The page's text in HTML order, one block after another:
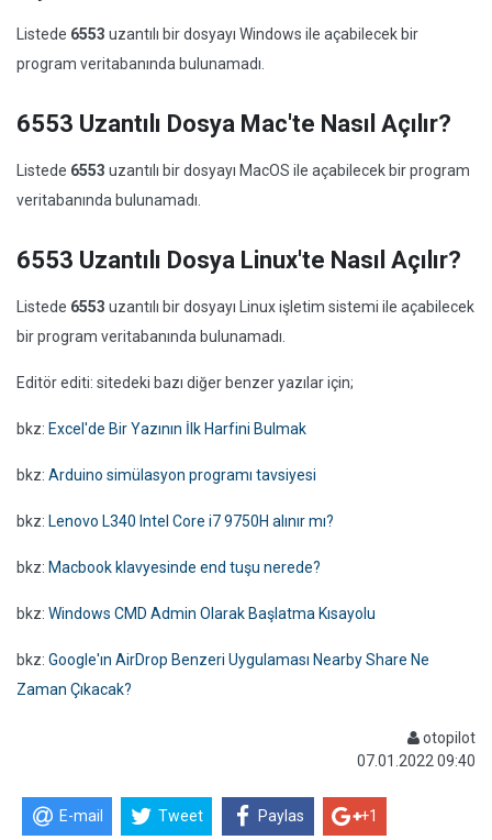
Listede 6553 uzantılı bir dosyayı Windows ile açabilecek bir
program veritabanında bulunamadı.
6553 Uzantılı Dosya Mac'te Nasıl Açılır?
Listede 6553 uzantılı bir dosyayı MacOS ile açabilecek bir program
veritabanında bulunamadı.
6553 Uzantılı Dosya Linux'te Nasıl Açılır?
Listede 6553 uzantılı bir dosyayı Linux işletim sistemi ile açabilecek
bir program veritabanında bulunamadı.
Editör editi: sitedeki bazı diğer benzer yazılar için;
bkz: Excel'de Bir Yazının İlk Harfini Bulmak
bkz: Arduino simülasyon programı tavsiyesi
bkz: Lenovo L340 Intel Core i7 9750H alınır mı?
bkz: Macbook klavyesinde end tuşu nerede?
bkz: Windows CMD Admin Olarak Başlatma Kısayolu
bkz: Google'ın AirDrop Benzeri Uygulaması Nearby Share Ne
Zaman Çıkacak?
otopilot
07.01.2022 09:40
E-mail Tweet Paylas +1